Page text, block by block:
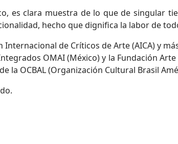
es clara muestra de lo que de singular
hecho que dignifica la labor de
de Críticos de Arte (AICA) y
OMAI (México) y la Fundación
OCBAL (Organización Cultural Brasil